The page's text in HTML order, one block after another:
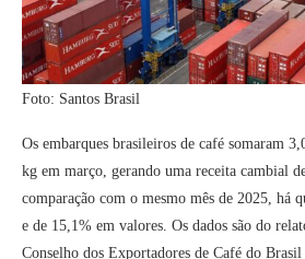
Foto: Santos Brasil
Os embarques brasileiros de café somaram
kg em março, gerando uma receita cambial
comparação com o mesmo mês de 2025, há
e de 15,1% em valores. Os dados são do
Conselho dos Exportadores de Café do